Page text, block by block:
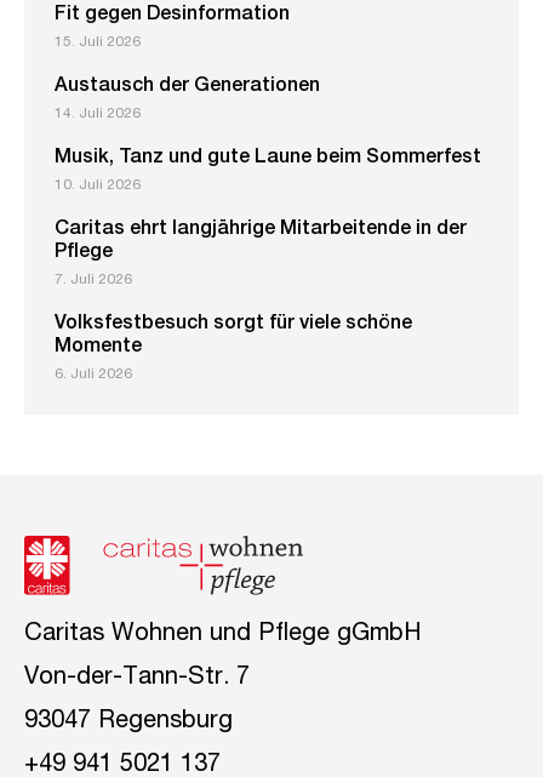
Fit gegen Desinformation
15. Juli 2026
Austausch der Generationen
14. Juli 2026
Musik, Tanz und gute Laune beim Sommerfest
10. Juli 2026
Caritas ehrt langjährige Mitarbeitende in der
Pflege
7. Juli 2026
Volksfestbesuch sorgt für viele schöne
Momente
6. Juli 2026
Caritas Wohnen und Pflege gGmbH
Von-der-Tann-Str. 7
93047 Regensburg
+49 941 5021 137